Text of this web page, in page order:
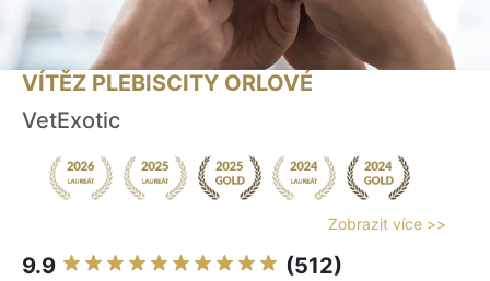
VÍTĚZ PLEBISCITY ORLOVÉ
VetExotic
Zobrazit více >>
9.9 (512)